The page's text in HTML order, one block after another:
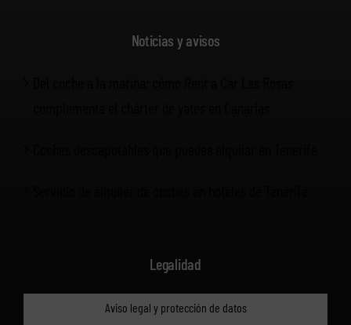
Noticias y avisos
Legalidad
Aviso legal y protección de datos